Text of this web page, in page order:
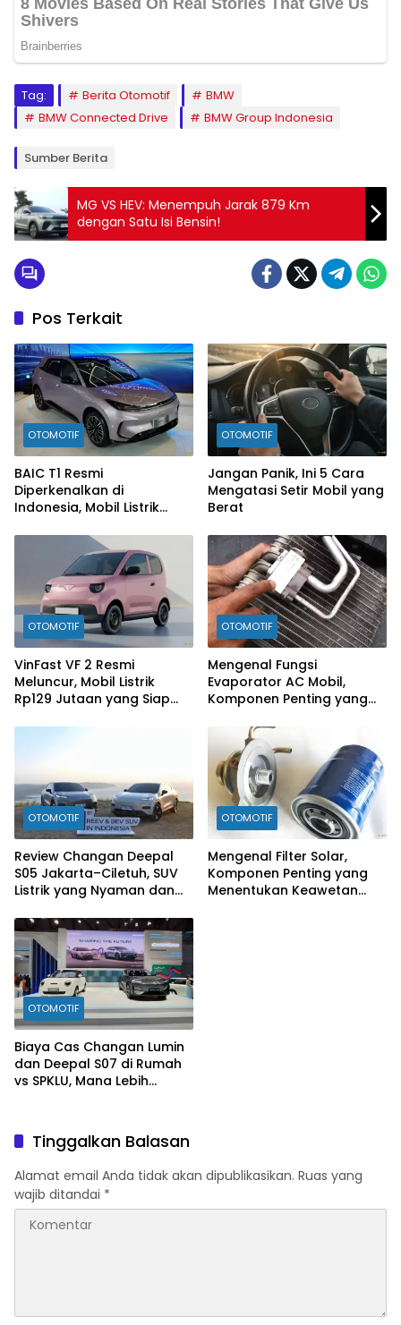
Tag: Berita Otomotif
BMW
BMW Connected Drive
BMW Group Indonesia
Sumber Berita
MG VS HEV: Menempuh Jarak 879 Km
dengan Satu Isi Bensin!
Pos Terkait
OTOMOTIF
BAIC T1 Resmi
Diperkenalkan di
Indonesia, Mobil Listrik
Ramaikan Pasar EV
OTOMOTIF
Jangan Panik, Ini 5 Cara
Mengatasi Setir Mobil yang
Berat
OTOMOTIF
VinFast VF 2 Resmi
Meluncur, Mobil Listrik
Rp129 Jutaan yang Siap
Motor
OTOMOTIF
Mengenal Fungsi
Evaporator AC Mobil,
Komponen Penting yang
OTOMOTIF
Review Changan Deepal
S05 Jakarta–Ciletuh, SUV
Listrik yang Nyaman dan
OTOMOTIF
Mengenal Filter Solar,
Komponen Penting yang
Menentukan Keawetan
OTOMOTIF
Biaya Cas Changan Lumin
dan Deepal S07 di Rumah
vs SPKLU, Mana Lebih
Tinggalkan Balasan
Alamat email Anda tidak akan dipublikasikan. Ruas yang
wajib ditandai *